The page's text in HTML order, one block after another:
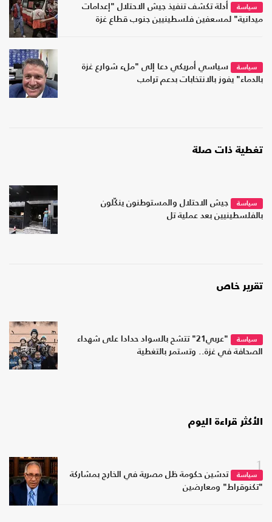
سياسة
أدلة تكشف تنفيذ جيش الاحتلال "إعدامات
ميدانية" لمسعفين فلسطينيين جنوب قطاع غزة
سياسة
سياسي أمريكي دعا إلى "ملء شوارع غزة
بالدماء" يفوز بالانتخابات بدعم ترامب
تغطية ذات صلة
سياسة
جيش الاحتلال والمستوطنون ينكّلون
بالفلسطينيين بعد عملية تل
تقرير خاص
سياسة
"عربي21" تتشح بالسواد حدادا على شهداء
الصحافة في غزة.. وتستمر بالتغطية
الأكثر قراءة اليوم
1
سياسة
تدشين حكومة ظل مصرية في الخارج بمشاركة
"تكنوقراط" ومعارضين